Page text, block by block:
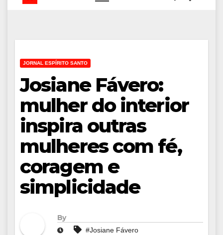
JORNAL ESPÍRITO SANTO
Josiane Fávero:
mulher do interior
inspira outras
mulheres com fé,
coragem e
simplicidade
By
#Josiane Fávero